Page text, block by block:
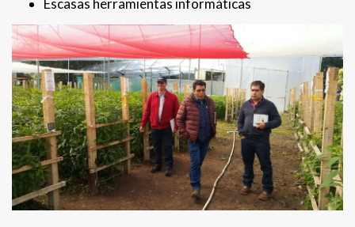
Escasas herramientas informáticas